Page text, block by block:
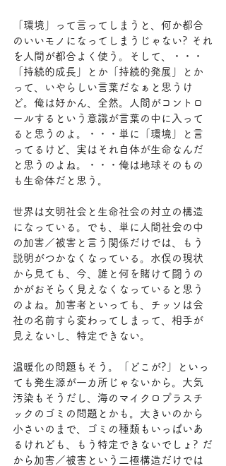
「環境」って言ってしまうと、何か都合
のいいモノになってしまうじゃない? それ
を人間が都合よく使う。そして、・・・
「持続的成長」とか「持続的発展」とか
って、いやらしい言葉だなぁと思うけ
ど。俺は好かん、全然。人間がコントロ
ールするという意識が言葉の中に入って
ると思うのよ。・・・単に「環境」と言
ってるけど、実はそれ自体が生命なんだ
と思うのよね。・・・俺は地球そのもの
も生命体だと思う。
世界は文明社会と生命社会の対立の構造
になっている。でも、単に人間社会の中
の加害／被害と言う関係だけでは、もう
説明がつかなくなっている。水俣の現状
から見ても、今、誰と何を賭けて闘うの
かがおそらく見えなくなっていると思う
のよね。加害者といっても、チッソは会
社の名前すら変わってしまって、相手が
見えないし、特定できない。
温暖化の問題もそう。「どこが?」といっ
ても発生源が一カ所じゃないから。大気
汚染もそうだし、海のマイクロプラスチ
ックのゴミの問題とかも。大きいのから
小さいのまで、ゴミの種類もいっぱいあ
るけれども、もう特定できないでしょ? だ
から加害／被害という二極構造だけでは